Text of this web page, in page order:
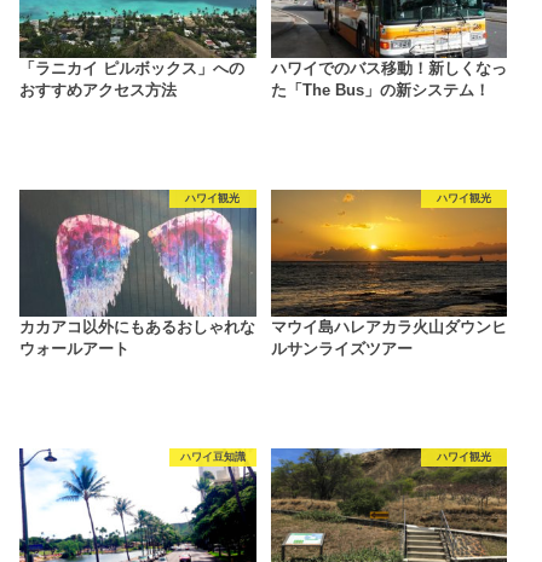
「ラニカイ ピルボックス」への
おすすめアクセス方法
ハワイでのバス移動！新しくなっ
た「The Bus」の新システム！
ハワイ観光
カカアコ以外にもあるおしゃれな
ウォールアート
ハワイ観光
マウイ島ハレアカラ火山ダウンヒ
ルサンライズツアー
ハワイ豆知識 ハワイ観光